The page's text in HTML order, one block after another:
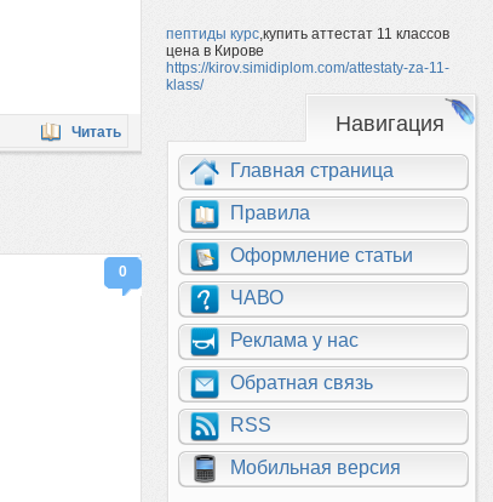
Читать
0
пептиды курс,купить аттестат 11 классов
цена в Кирове
https://kirov.simidiplom.com/attestaty-za-11-
klass/
Навигация
Главная страница
Правила
Оформление статьи
ЧАВО
Реклама у нас
Обратная связь
RSS
Мобильная версия